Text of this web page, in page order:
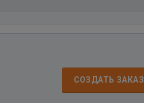
СОЗДАТЬ ЗАКАЗ